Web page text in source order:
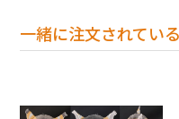
一緒に注文されてい